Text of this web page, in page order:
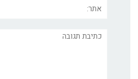
תגובה